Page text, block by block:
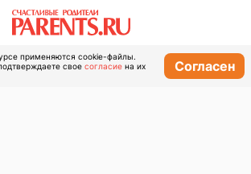
применяются cookie-файлы.
свое согласие на их
Согласен